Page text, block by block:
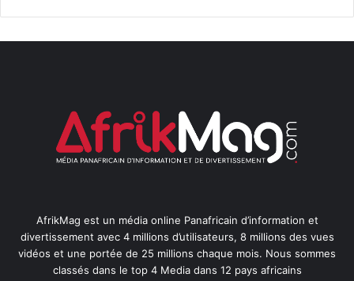
AfrikMag est un média online Panafricain d’information et
divertissement avec 4 millions d’utilisateurs, 8 millions des vues
vidéos et une portée de 25 millions chaque mois. Nous sommes
classés dans le top 4 Media dans 12 pays africains